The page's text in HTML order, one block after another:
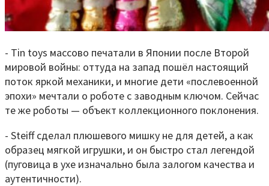
- Tin toys массово печатали в Японии после Второй
мировой войны: оттуда на запад пошёл настоящий
поток яркой механики, и многие дети «послевоенной
эпохи» мечтали о роботе с заводным ключом. Сейчас
те же роботы — объект коллекционного поклонения.
- Steiff сделал плюшевого мишку не для детей, а как
образец мягкой игрушки, и он быстро стал легендой
(пуговица в ухе изначально была залогом качества и
аутентичности).